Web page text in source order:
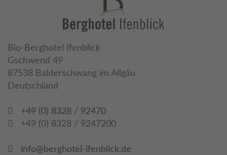
Bio-Berghotel Ifenblick
Gschwend 49
87538 Balderschwang im Allgäu
Deutschland
+49 (0) 8328 / 92470
+49 (0) 8328 / 9247200
info@berghotel-ifenblick.de